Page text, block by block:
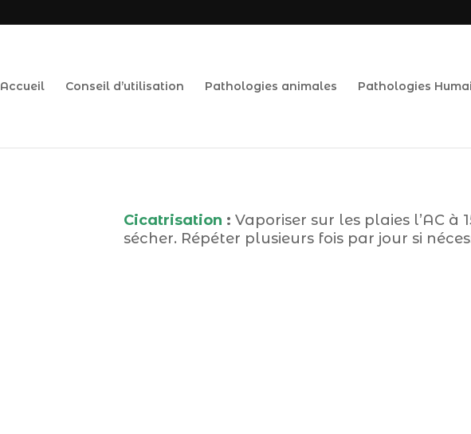
Accueil Conseil d’utilisation Pathologies animales Pathologies
Cicatrisation : Vaporiser sur les plaies l’AC à
sécher. Répéter plusieurs fois par jour si